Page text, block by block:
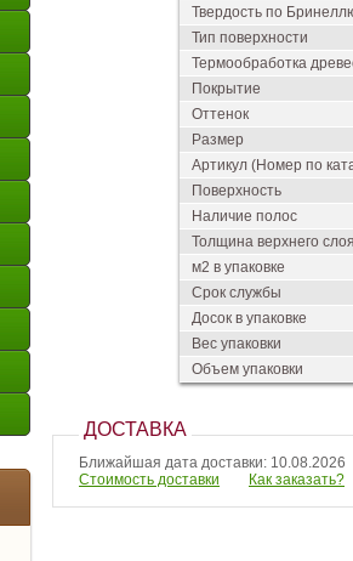
Твердость по
Тип поверхности
Термообработка
Покрытие
Оттенок
Размер
Артикул (Номер по
Поверхность
Наличие полос
Толщина верхнего слоя
м2 в упаковке
Срок службы
Досок в упаковке
Вес упаковки
Объем упаковки
ДОСТАВКА
Ближайшая дата доставки: 10.08.2026
Стоимость доставки
Как заказать?